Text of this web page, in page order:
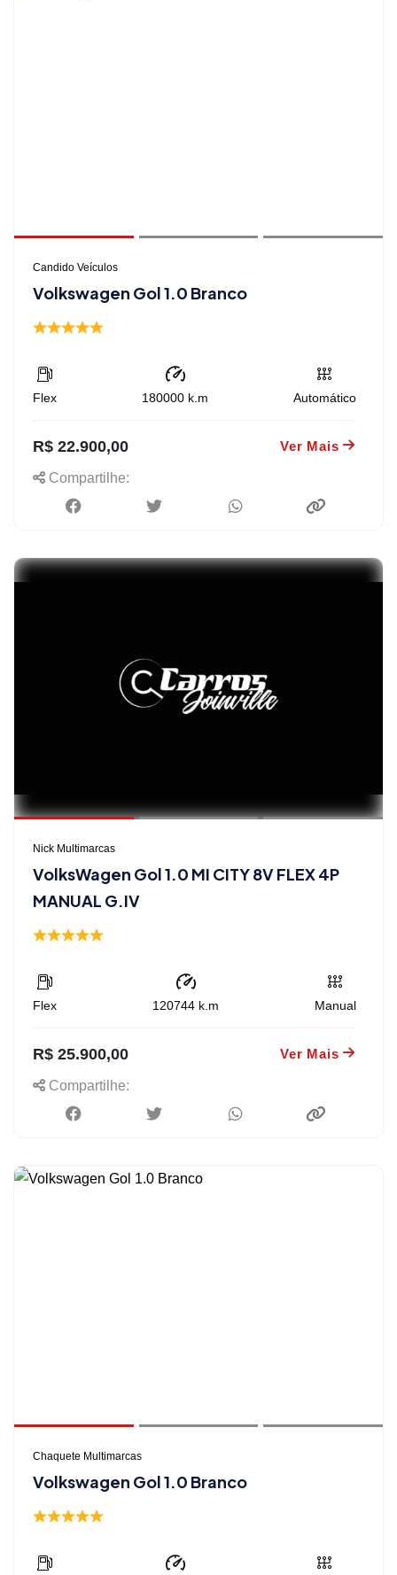
Candido Veículos
Volkswagen Gol 1.0 Branco
Flex 180000 k.m Automático
R$ 22.900,00 Ver Mais
Compartilhe:
Nick Multimarcas
VolksWagen Gol 1.0 MI CITY 8V FLEX 4P
MANUAL G.IV
Flex 120744 k.m Manual
R$ 25.900,00 Ver Mais
Compartilhe:
Chaquete Multimarcas
Volkswagen Gol 1.0 Branco